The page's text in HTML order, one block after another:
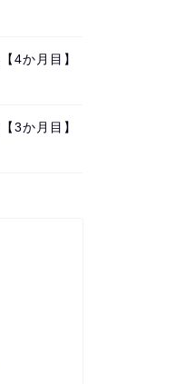
4か月目】
3か月目】